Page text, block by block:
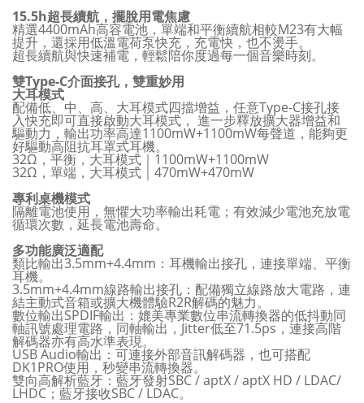
15.5h超長續航，擺脫用電焦慮
精選4400mAh高容電池，單端和平衡續航相較M23有大幅
提升，還採用低溫電荷泵快充，充電快，也不燙手。
超長續航與快速補電，輕鬆陪你度過每一個音樂時刻。
雙Type-C介面接孔，雙重妙用
大耳模式
配備低、中、高、大耳模式四擋增益，任意Type-C接孔接
入快充即可直接啟動大耳模式， 進一步釋放擴大器增益和
驅動力，輸出功率高達1100mW+1100mW每聲道，能夠更
好驅動高阻抗耳罩式耳機。
32Ω，平衡，大耳模式｜1100mW+1100mW
32Ω，單端，大耳模式｜470mW+470mW
專利桌機模式
隔離電池使用，無懼大功率輸出耗電；有效減少電池充放電
循環次數，延長電池壽命。
多功能廣泛適配
類比輸出3.5mm+4.4mm：耳機輸出接孔，連接單端、平衡
耳機。
3.5mm+4.4mm線路輸出接孔：配備獨立線路放大電路，連
結主動式音箱或擴大機體驗R2R解碼的魅力。
數位輸出SPDIF輸出：媲美專業數位串流轉換器的低抖動同
軸訊號處理電路，同軸輸出，Jitter低至71.5ps，連接高階
解碼器亦有高水準表現。
USB Audio輸出：可連接外部音訊解碼器，也可搭配
DK1PRO使用，秒變串流轉換器。
雙向高解析藍牙：藍牙發射SBC / aptX / aptX HD / LDAC/
LHDC；藍牙接收SBC / LDAC。